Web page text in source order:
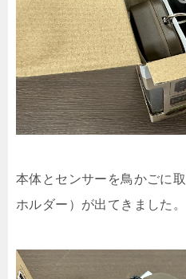
本体とセンサーを鳥かごに
ホルダー）が出てきました。